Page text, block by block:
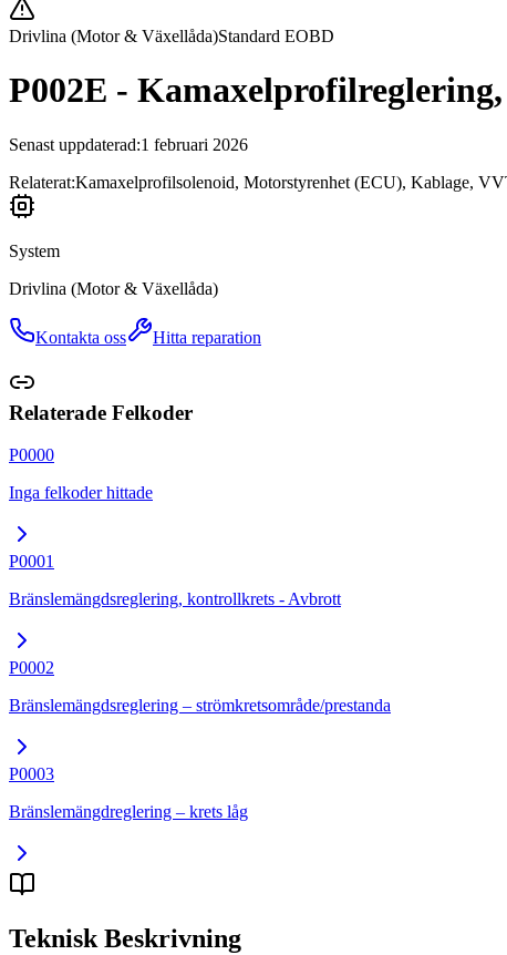
Drivlina (Motor & Växellåda)Standard EOBD
P002E -
Senast uppdaterad:1 februari 2026
Relaterat:Kamaxelprofilsolenoid, Motorstyrenhet (ECU), Kablage,
System
Drivlina (Motor & Växellåda)
Kontakta oss Hitta reparation
Relaterade Felkoder
P0000
Inga felkoder hittade
P0001
Bränslemängdsreglering, kontrollkrets - Avbrott
P0002
Bränslemängdsreglering – strömkretsområde/prestanda
P0003
Bränslemängdreglering – krets låg
Teknisk Beskrivning